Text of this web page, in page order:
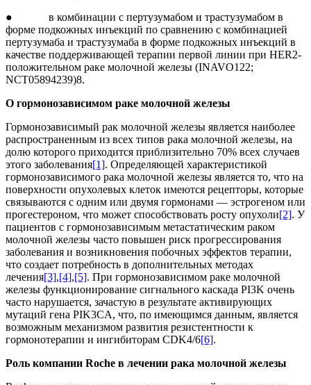
● в комбинации с пертузумабом и трастузумабом в
форме подкожных инъекций по сравнению с комбинацией
пертузумаба и трастузумаба в форме подкожных инъекций в
качестве поддерживающей терапии первой линии при HER2-
положительном раке молочной железы (INAVO122;
NCT05894239)8.
О гормонозависимом раке молочной железы
Гормонозависимый рак молочной железы является наиболее
распространенным из всех типов рака молочной железы, на
долю которого приходится приблизительно 70% всех случаев
этого заболевания[1]. Определяющей характеристикой
гормонозависимого рака молочной железы является то, что на
поверхности опухолевых клеток имеются рецепторы, которые
связываются с одним или двумя гормонами — эстрогеном или
прогестероном, что может способствовать росту опухоли[2]. У
пациентов с гормонозависимым метастатическим раком
молочной железы часто повышен риск прогрессирования
заболевания и возникновения побочных эффектов терапии,
что создает потребность в дополнительных методах
лечения[3],[4],[5]. При гормонозависимом раке молочной
железы функционирование сигнального каскада PI3K очень
часто нарушается, зачастую в результате активирующих
мутаций гена PIK3CA, что, по имеющимся данным, является
возможным механизмом развития резистентности к
гормонотерапии и ингибиторам CDK4/6[6].
Роль компании Roche в лечении рака молочной железы